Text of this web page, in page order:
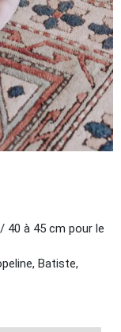
40 à 45 cm pour le
Batiste,